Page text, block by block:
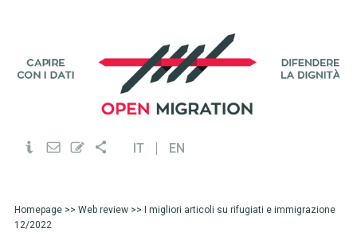
IT EN
Homepage>> Web review>> I migliori articoli su rifugiati e immigrazione
12/2022